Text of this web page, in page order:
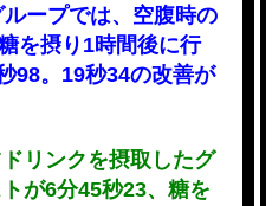
ープでは、空腹時の
を摂り1時間後に行
98。19秒34の改善が
リンクを摂取したグ
が6分45秒23、糖を